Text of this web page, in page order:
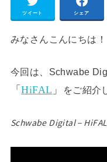
ツイート シェア
みなさんこんにちは！
今回は、Schwabe
「HiFAL 」 をご紹介
Schwabe Digital – HiFAL